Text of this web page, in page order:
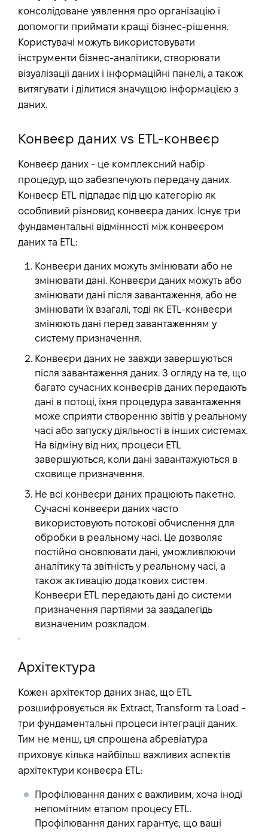
консолідоване уявлення про організацію і
допомогти приймати кращі бізнес-рішення.
Користувачі можуть використовувати
інструменти бізнес-аналітики, створювати
візуалізації даних і інформаційні панелі, а також
витягувати і ділитися значущою інформацією з
даних.
Конвеєр даних vs ETL-конвеєр
Конвеєр даних - це комплексний набір
процедур, що забезпечують передачу даних.
Конвеєр ETL підпадає під цю категорію як
особливий різновид конвеєра даних. Існує три
фундаментальні відмінності між конвеєром
даних та ETL:
Конвеєри даних можуть змінювати або не
змінювати дані. Конвеєри даних можуть або
змінювати дані після завантаження, або не
змінювати їх взагалі, тоді як ETL-конвеєри
змінюють дані перед завантаженням у
систему призначення.
Конвеєри даних не завжди завершуються
після завантаження даних. З огляду на те, що
багато сучасних конвеєрів даних передають
дані в потоці, їхня процедура завантаження
може сприяти створенню звітів у реальному
часі або запуску діяльності в інших системах.
На відміну від них, процеси ETL
завершуються, коли дані завантажуються в
сховище призначення.
Не всі конвеєри даних працюють пакетно.
Сучасні конвеєри даних часто
використовують потокові обчислення для
обробки в реальному часі. Це дозволяє
постійно оновлювати дані, уможливлюючи
аналітику та звітність у реальному часі, а
також активацію додаткових систем.
Конвеєри ETL передають дані до системи
призначення партіями за заздалегідь
визначеним розкладом.
.
Архітектура
Кожен архітектор даних знає, що ETL
розшифровується як Extract, Transform та Load -
три фундаментальні процеси інтеграції даних.
Тим не менш, ця спрощена абревіатура
приховує кілька найбільш важливих аспектів
архітектури конвеєра ETL:
Профілювання даних є важливим, хоча іноді
непомітним етапом процесу ETL.
Профілювання даних гарантує, що ваші